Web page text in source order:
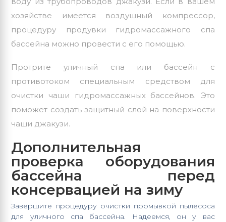
хозяйстве имеется воздушный компрессор,
процедуру продувки гидромассажного спа
бассейна можно провести с его помощью.
Протрите уличный спа или бассейн с
противотоком специальным средством для
очистки чаши гидромассажных бассейнов. Это
поможет создать защитный слой на поверхности
чаши джакузи.
Дополнительная
проверка оборудования
бассейна перед
консервацией на зиму
Завершите процедуру очистки промывкой пылесоса
для уличного спа бассейна. Надеемся, он у вас